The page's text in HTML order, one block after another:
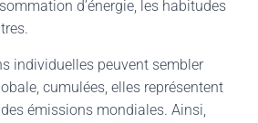
d’énergie, les habitudes
individuelles peuvent sembler
cumulées, elles représentent
émissions mondiales. Ainsi,